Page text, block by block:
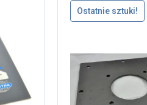
Ostatnie sztuki!